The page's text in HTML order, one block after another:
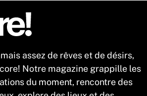
assez de rêves et de désirs,
Notre magazine grappille les
du moment, rencontre des